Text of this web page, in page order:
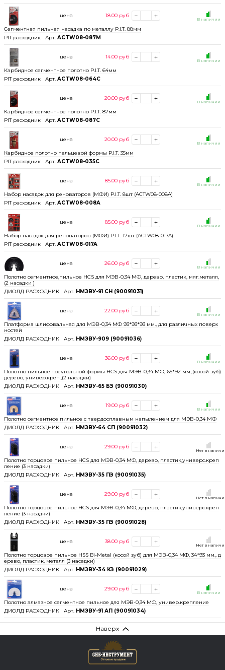
Сегментная пильная насадка по металлу P.I.T. 88мм
PIT расходник
Арт. ACTW08-087M
В наличии
цена 18.00 руб
Карбидное сегментное полотно P.I.T. 64мм
PIT расходник
Арт. ACTW08-064C
В наличии
цена 14.00 руб
Карбидное сегментное полотно P.I.T. 87мм
PIT расходник
Арт. ACTW08-087C
В наличии
цена 20.00 руб
Карбидное полотно пальцевой формы P.I.T. 35мм
PIT расходник
Арт. ACTW08-035C
В наличии
цена 20.00 руб
Набор насадок для реноваторов (МФИ) P.I.T. 8шт (ACTW08-008A)
PIT расходник
Арт. ACTW08-008A
В наличии
цена 85.00 руб
Набор насадок для реноваторов (МФИ) P.I.T. 17шт (ACTW08-017A)
PIT расходник
Арт. ACTW08-017A
В наличии
цена 85.00 руб
Полотно сегментное,пильное HCS для МЭВ-0,34 МФ, дерево, пластик, мяг.металл,
(2 насадки )
ДИОЛД РАСХОДНИК
Арт. НМЭВУ-91 СН (90091031)
В наличии
цена 26.00 руб
Платформа шлифовальная для МЭВ-0,34 МФ 93*93*93 мм., для различных поверх
ностей
ДИОЛД РАСХОДНИК
Арт. НМЭВУ-909 (90091036)
В наличии
цена 22.00 руб
Полотно пильное треугольной формы HCS для МЭВ-0,34 МФ, 65*92 мм.,(косой зуб)
дерево, универ.креп.,(2 насадки)
ДИОЛД РАСХОДНИК
Арт. НМЭВУ-65 БЗ (90091030)
В наличии
цена 36.00 руб
Полотно сегментное пильное с твердосплавным напылением для МЭВ-0,34 МФ
ДИОЛД РАСХОДНИК
Арт. НМЭВУ-64 СП (90091032)
В наличии
цена 19.00 руб
Полотно торцовое пильное HCS для МЭВ-0,34 МФ, дерево, пластик,универс.креп
ление (3 насадки)
ДИОЛД РАСХОДНИК
Арт. НМЭВУ-35 ПЗ (90091035)
Нет в
цена 29.00 руб
Полотно торцовое пильное HCS для МЭВ-0,34 МФ, дерево, пластик,универс.креп
ление (3 насадки)
ДИОЛД РАСХОДНИК
Арт. НМЭВУ-35 ПЗ (90091028)
Нет в
цена 29.00 руб
Полотно торцовое пильное HSS Bi-Metal (косой зуб) для МЭВ-0,34 МФ, 34*93 мм., д
ерево, пластик, металл (3 насадки)
ДИОЛД РАСХОДНИК
Арт. НМЭВУ-34 КЗ (90091029)
Нет в
цена 38.00 руб
Полотно алмазное сегментное пильное для МЭВ-0,34 МФ, универ.крепление
ДИОЛД РАСХОДНИК
Арт. НМЭВУ-91 АП (90091034)
В наличии
цена 29.00 руб
Наверх